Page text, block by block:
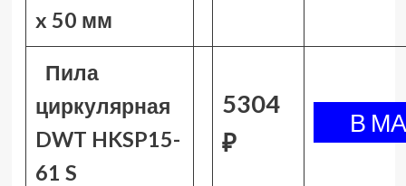
x 50 мм
Пила
циркулярная
DWT HKSP15-
61 S
5304
₽